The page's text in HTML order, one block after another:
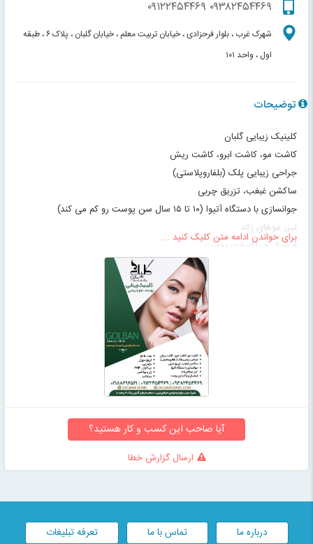
۰۹۳۸۲۴۵۴۴۶۹ ۰۹۱۲۲۴۵۴۴۶۹
شهرک غرب ، بلوار فرحزادی ، خیابان تربیت معلم ، خیابان گلبان ، پلاک ۶ ، طبقه
اول ، واحد ۱۰۱
توضیحات
کلینیک زیبایی گلبان
کاشت مو، کاشت ابرو، کاشت ریش
جراحی زیبایی پلک (بلفاروپلاستی)
ساکشن غبغب، تزریق چربی
جوانسازی با دستگاه آتیوا (۱۰ تا ۱۵ سال سن پوست رو کم می کند)
لیزر موهای زائد
فیشیال و پاکسازی پوست
پروتوکین (تقویت با سلول های بنیادی)
برای خواندن ادامه متن کلیک کنید ...
آیا صاحب این کسب و کار هستید؟
ارسال گزارش خطا
درباره ما تماس با ما تعرفه تبلیغات